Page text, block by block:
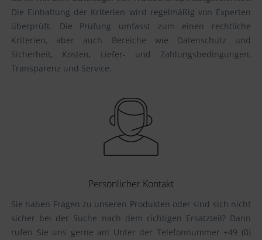
Die Einhaltung der Kriterien wird regelmäßig von Experten
überprüft. Die Prüfung umfasst zum einen rechtliche
Kriterien, aber auch Bereiche wie Datenschutz und
Sicherheit, Kosten, Liefer- und Zahlungsbedingungen,
Transparenz und Service.
Persönlicher Kontakt
Sie haben Fragen zu unseren Produkten oder sind sich nicht
sicher bei der Suche nach dem richtigen Ersatzteil? Dann
rufen Sie uns gerne an! Unter der Telefonnummer +49 (0)